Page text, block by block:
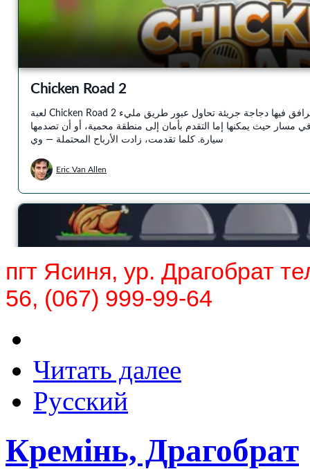
пгт Ясиня, ур. Драгобрат
56, (067) 999-99-64
Читать далее
Русский
Кремінь, Драгобрат